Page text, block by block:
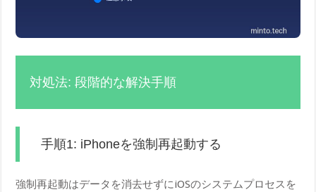
対処法: 段階的な解決手順
手順1: iPhoneを強制再起動する
強制再起動はデータを消去せずにiOSのシステムプロセスを